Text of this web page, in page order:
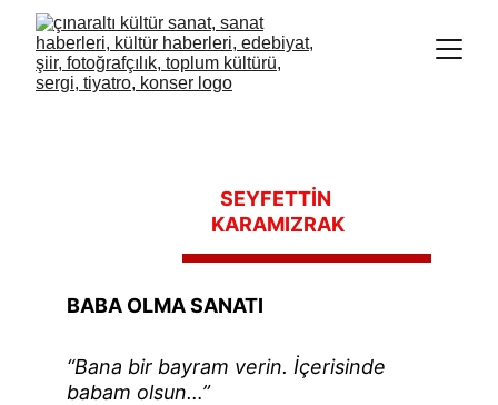
BABA OLMA SANATI
“Bana bir bayram verin. İçerisinde
babam olsun…”
SEYFETTİN
KARAMIZRAK